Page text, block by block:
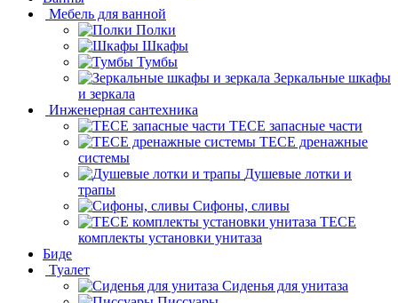
Мебель для ванной
Полки
Шкафы
Тумбы
Зеркальные шкафы
и зеркала
Инженерная сантехника
TECE запасные части
TECE дренажные
системы
Душевые лотки и
трапы
Сифоны, сливы
TECE
комплекты установки унитаза
Биде
Туалет
Сиденья для унитаза